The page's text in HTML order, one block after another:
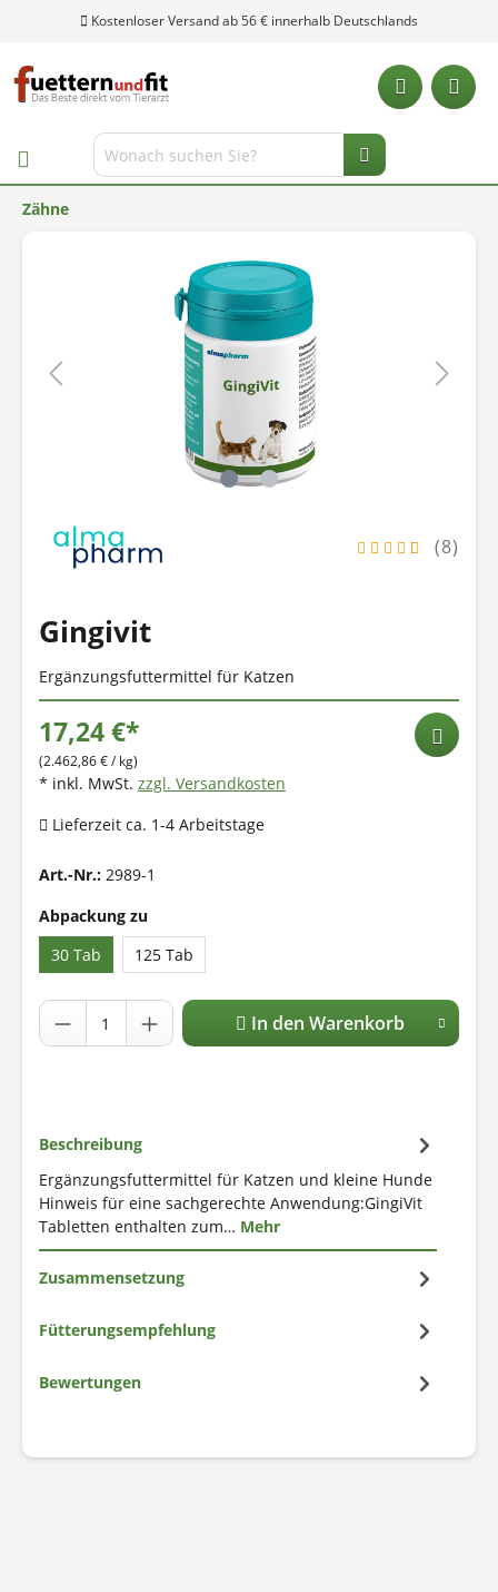
Kostenloser Versand ab 56 € innerhalb Deutschlands
Zähne
(8)
Gingivit
Ergänzungsfuttermittel für Katzen
17,24 €*
(2.462,86 € / kg)
* inkl. MwSt. zzgl. Versandkosten
Lieferzeit ca. 1-4 Arbeitstage
Art.-Nr.: 2989-1
Abpackung zu
30 Tab
125 Tab
In den Warenkorb
Beschreibung
Ergänzungsfuttermittel für Katzen und kleine Hunde
Hinweis für eine sachgerechte Anwendung:GingiVit
Tabletten enthalten zum… Mehr
Zusammensetzung
Fütterungsempfehlung
Bewertungen